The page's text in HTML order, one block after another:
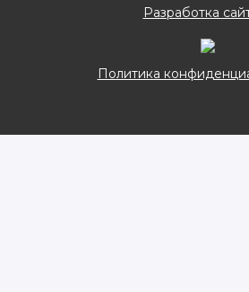
Разработка
Политика